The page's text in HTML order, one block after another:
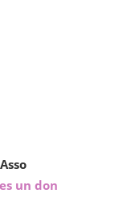
un don